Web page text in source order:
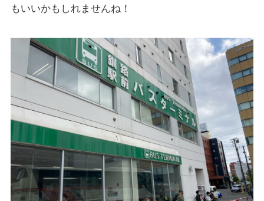
もいいかもしれませんね！